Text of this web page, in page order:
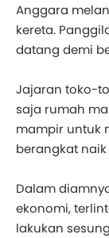
Anggara
kereta.
datang demi
Jajaran toko-
saja rumah
mampir untuk
berangkat
Dalam
ekonomi,
lakukan